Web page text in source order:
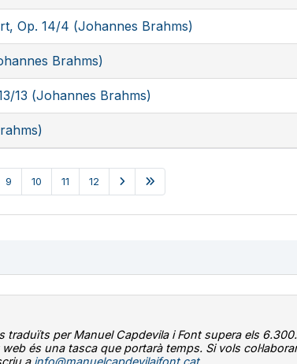
Op. 14/4 (Johannes Brahms)
Brahms)
13 (Johannes Brahms)
9 10 11 12
traduïts per Manuel Capdevila i Font supera els 6.300.
és una tasca que portarà temps. Si vols
a info@manuelcapdevilaifont.cat